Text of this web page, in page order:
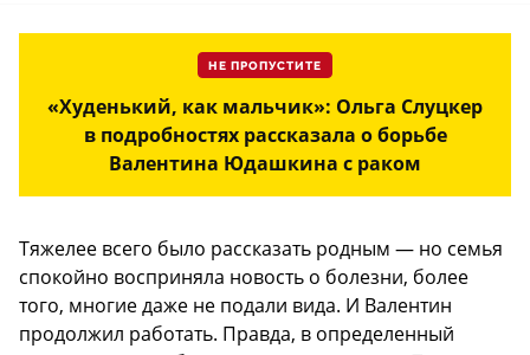
НЕ ПРОПУСТИТЕ
«Худенький, как мальчик»: Ольга Слуцкер
в подробностях рассказала о борьбе
Валентина Юдашкина с раком
Тяжелее всего было рассказать родным — но семья
спокойно восприняла новость о болезни, более
того, многие даже не подали вида. И Валентин
продолжил работать. Правда, в определенный